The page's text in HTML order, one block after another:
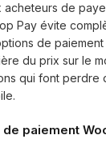
acheteurs de
Pay évite
de
du prix sur le
qui font perdre
paiement